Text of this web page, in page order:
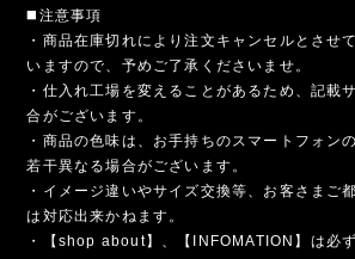
◼️注意事項
・商品在庫切れにより注文キャンセルとさせ
いますので、予めご了承くださいませ。
・仕入れ工場を変えることがあるため、記載
合がございます。
・商品の色味は、お手持ちのスマートフォン
若干異なる場合がございます。
・イメージ違いやサイズ交換等、お客さまご
は対応出来かねます。
・【shop about】、【INFOMATION】は必